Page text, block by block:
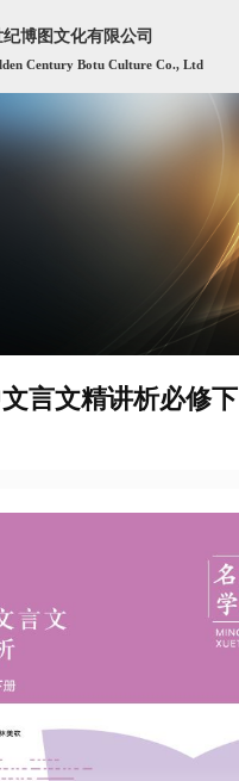
博图文化有限公司
Century Botu Culture Co., Ltd
言文精讲析必修下